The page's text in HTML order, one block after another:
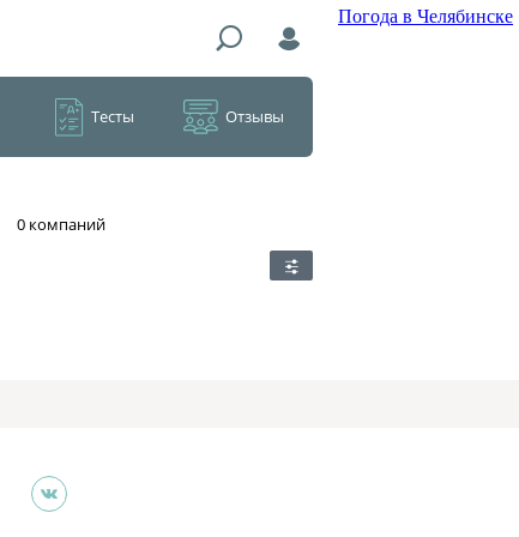
Погода в Челябинске
Тесты Отзывы
​0 компаний